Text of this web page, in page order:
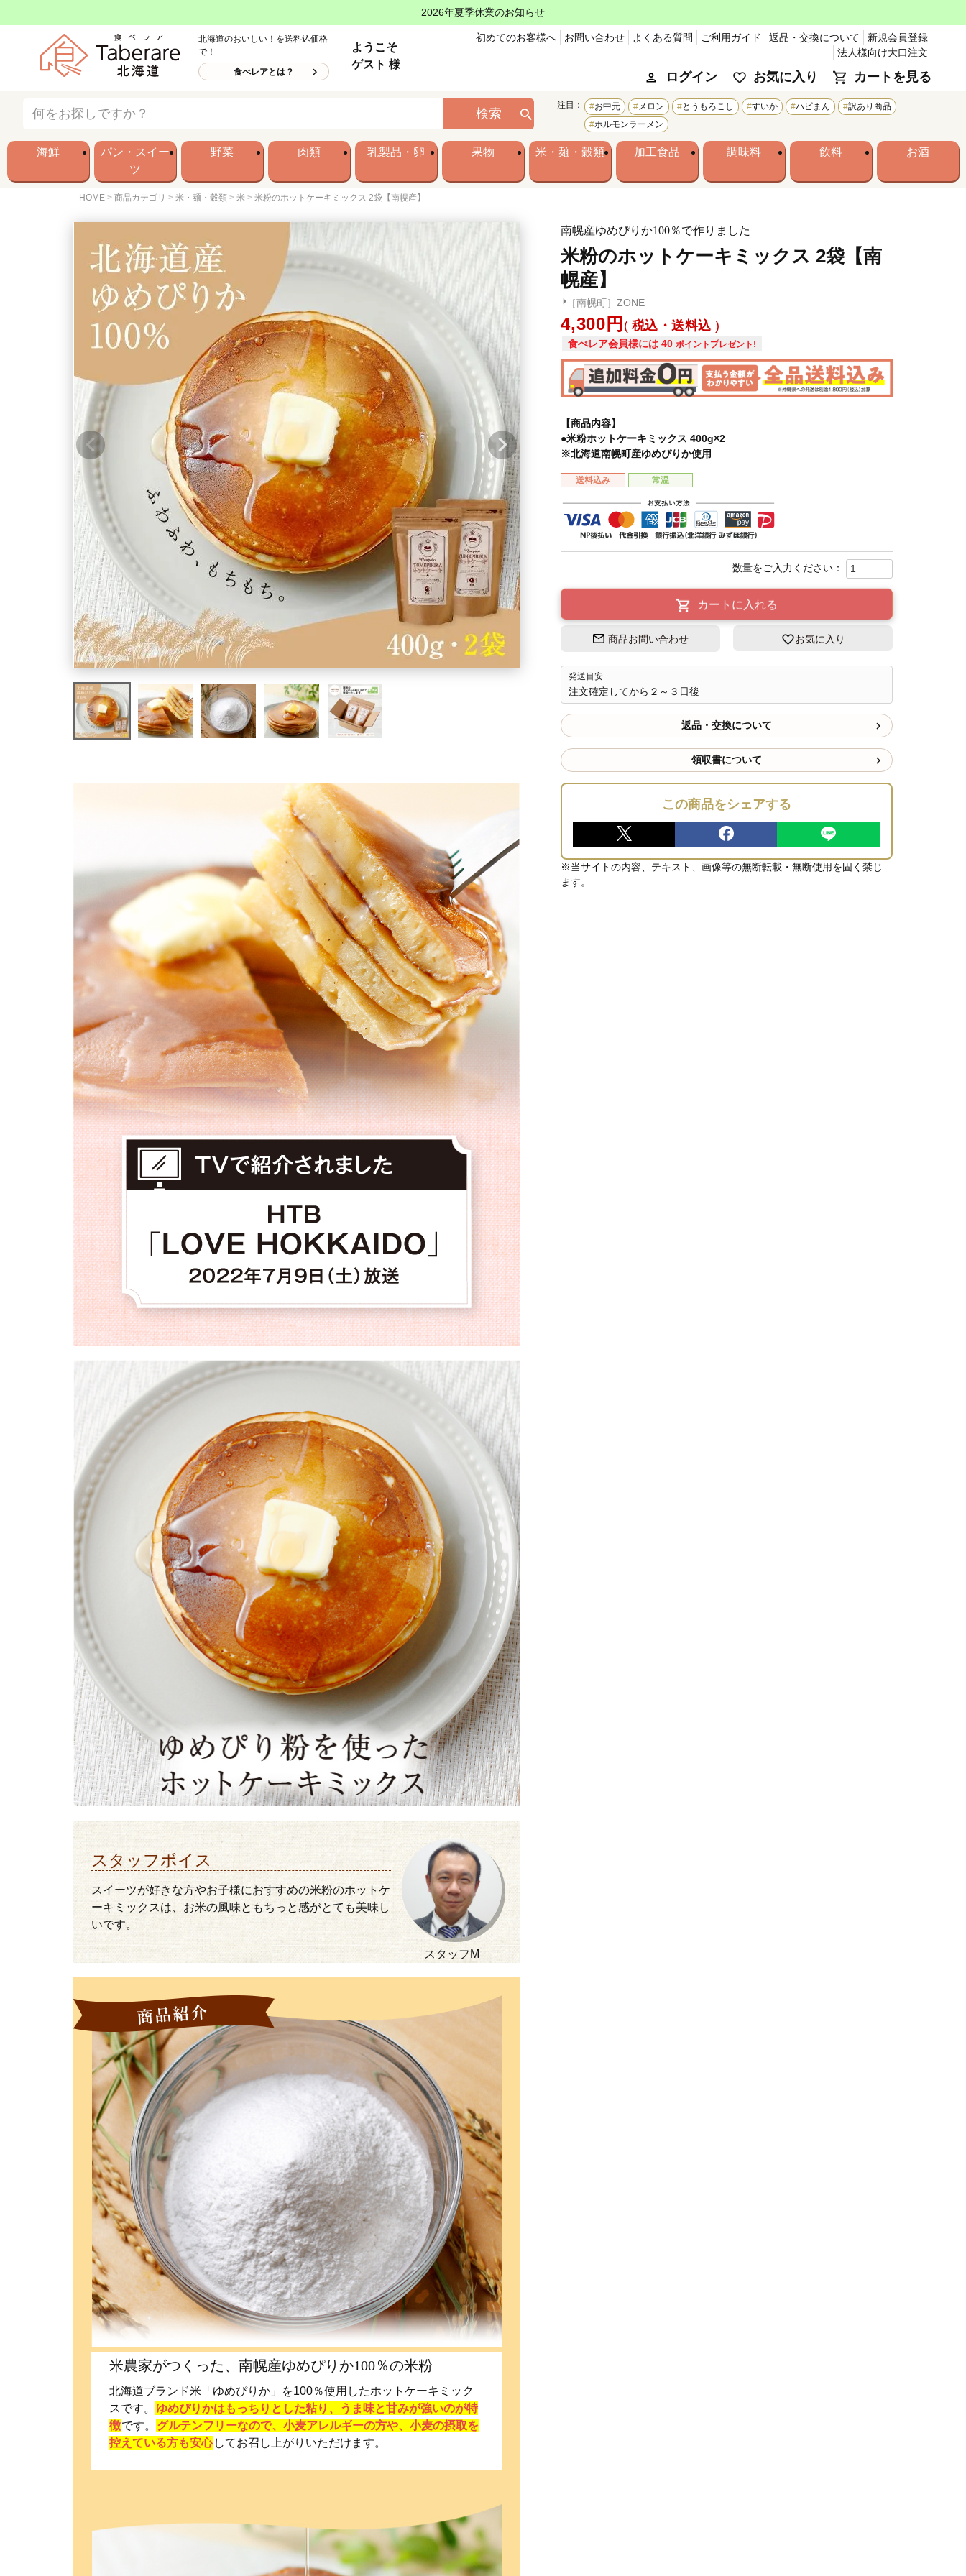
2026年夏季休業のお知らせ
北海道のおいしい！を送料込価格
で！
食べレアとは？
ようこそ
ゲスト 様
初めてのお客様へ お問い合わせ よくある質問 ご利用ガイド 返品・交換について
新規会員登録
法人様向け大口注文
ログイン お気に入り カートを見る
検索
注目： お中元 メロン とうもろこし すいか ハピまん
訳あり商品
ホルモンラーメン
海鮮
パン・スイー
ツ
野菜 肉類 乳製品・卵 果物 米・麺・穀類 加工食品 調味料 飲料 お酒
HOME 商品カテゴリ 米・麺・穀類 米 米粉のホットケーキミックス 2袋【南幌産】
南幌産ゆめぴりか100％で作りました
米粉のホットケーキミックス 2袋【南
幌産】
［南幌町］ZONE
4,300 税込・送料込
食べレア会員様には 40 ポイントプレゼント!
【商品内容】
●米粉ホットケーキミックス 400g×2
※北海道南幌町産ゆめぴりか使用
送料込み 常温
カートに入れる
商品お問い合わせ お気に入り
発送目安
注文確定してから２～３日後
返品・交換について
領収書について
この商品をシェアする
※当サイトの内容、テキスト、画像等の無断転載・無断使用を固く禁じ
ます。
スタッフボイス
スイーツが好きな方やお子様におすすめの米粉のホットケ
ーキミックスは、お米の風味ともちっと感がとても美味し
いです。
スタッフM
米農家がつくった、南幌産ゆめぴりか100％の米粉
北海道ブランド米「ゆめぴりか」を100％使用したホットケーキミック
スです。
ゆめぴりかはもっちりとした粘り、うま味と甘みが強いのが特
徴です。
グルテンフリーなので、小麦アレルギーの方や、小麦の摂取を
控えている方も安心 してお召し上がりいただけます。